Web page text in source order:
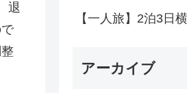
退
【一人旅】2泊3日
アーカイブ